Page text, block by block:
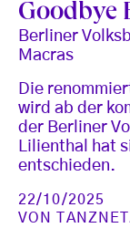
Goodbye
Berliner
Macras
Die
wird ab der
der Berliner
Lilienthal hat
entschieden.
22/10/2025
VON